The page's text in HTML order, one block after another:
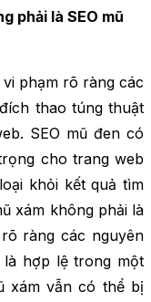
phải là SEO mũ
phạm rõ ràng các
thao túng thuật
SEO mũ đen có
cho trang web
khỏi kết quả tìm
xám không phải là
ràng các nguyên
hợp lệ trong một
xám vẫn có thể bị